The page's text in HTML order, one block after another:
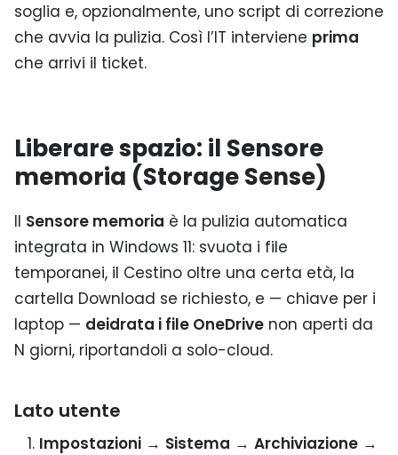
soglia e, opzionalmente, uno script di correzione
che avvia la pulizia. Così l’IT interviene prima
che arrivi il ticket.
Liberare spazio: il Sensore
memoria (Storage Sense)
Il Sensore memoria è la pulizia automatica
integrata in Windows 11: svuota i file
temporanei, il Cestino oltre una certa età, la
cartella Download se richiesto, e — chiave per i
laptop — deidrata i file OneDrive non aperti da
N giorni, riportandoli a solo-cloud.
Lato utente
Impostazioni→ Sistema → Archiviazione→